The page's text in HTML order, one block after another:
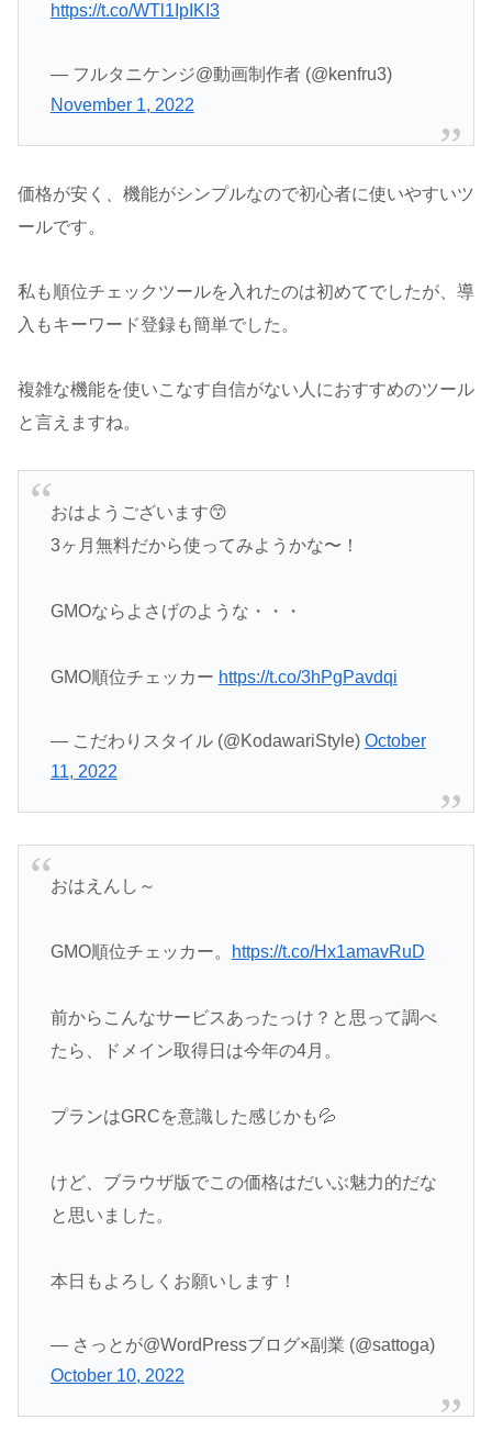
https://t.co/WTl1IpIKI3
— フルタニケンジ@動画制作者 (@kenfru3)
November 1, 2022
価格が安く、機能がシンプルなので初心者に使いやすいツ
ールです。
私も順位チェックツールを入れたのは初めてでしたが、導
入もキーワード登録も簡単でした。
複雑な機能を使いこなす自信がない人におすすめのツール
と言えますね。
おはようございます😙
3ヶ月無料だから使ってみようかな〜！
GMOならよさげのような・・・
GMO順位チェッカー https://t.co/3hPgPavdqi
— こだわりスタイル (@KodawariStyle) October
11, 2022
おはえんし～
GMO順位チェッカー。 https://t.co/Hx1amavRuD
前からこんなサービスあったっけ？と思って調べ
たら、ドメイン取得日は今年の4月。
プランはGRCを意識した感じかも💦
けど、ブラウザ版でこの価格はだいぶ魅力的だな
と思いました。
本日もよろしくお願いします！
— さっとが@WordPressブログ×副業 (@sattoga)
October 10, 2022